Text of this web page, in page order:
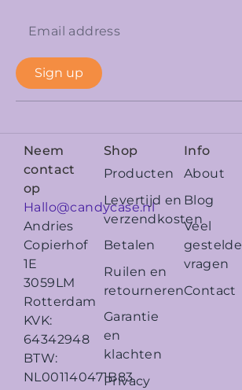
Sign up
Neem
contact
op
Hallo@candycase.nl
Andries
Copierhof
1E
3059LM
Rotterdam
KVK:
64342948
BTW:
NL001140471B83
Shop
Producten
Levertijd en
verzendkosten
Betalen
Ruilen en
retourneren
Garantie
en
klachten
Privacy
Info
About
Blog
Veel
gestelde
vragen
Contact